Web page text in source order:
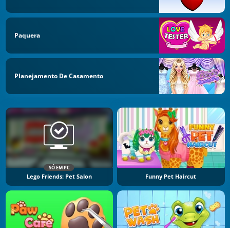
Paquera
Planejamento De Casamento
SÓ EM PC
Lego Friends: Pet Salon Funny Pet Haircut